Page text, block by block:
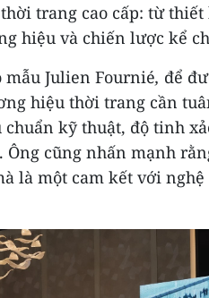
trang cao cấp: từ
hiệu và chiến lược kể
mẫu Julien Fournié, để
hiệu thời trang cần
chuẩn kỹ thuật, độ tinh
Ông cũng nhấn mạnh
là một cam kết với